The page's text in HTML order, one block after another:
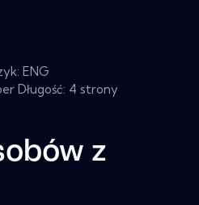
ENG
Długość: 4 strony
z